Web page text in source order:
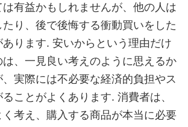
は有益かもしれませんが、他の人は
り、後で後悔する衝動買いをした
あります. 安いからという理由だけ
、一見良い考えのように思えるか
実際には不必要な経済的負担やス
ことがよくあります. 消費者は、
考え、購入する商品が本当に必要